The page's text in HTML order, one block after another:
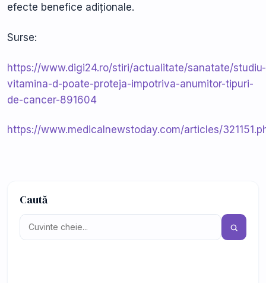
efecte benefice adiționale.
Surse:
https://www.digi24.ro/stiri/actualitate/sanatate/studiu-
vitamina-d-poate-proteja-impotriva-anumitor-tipuri-
de-cancer-891604
https://www.medicalnewstoday.com/articles/
Caută